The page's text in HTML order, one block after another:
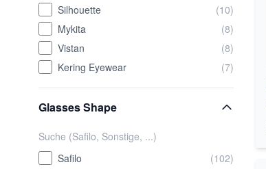
Silhouette
(10)
Mykita
(8)
Vistan
(8)
Kering Eyewear
(7)
Glasses Shape
Safilo
(102)